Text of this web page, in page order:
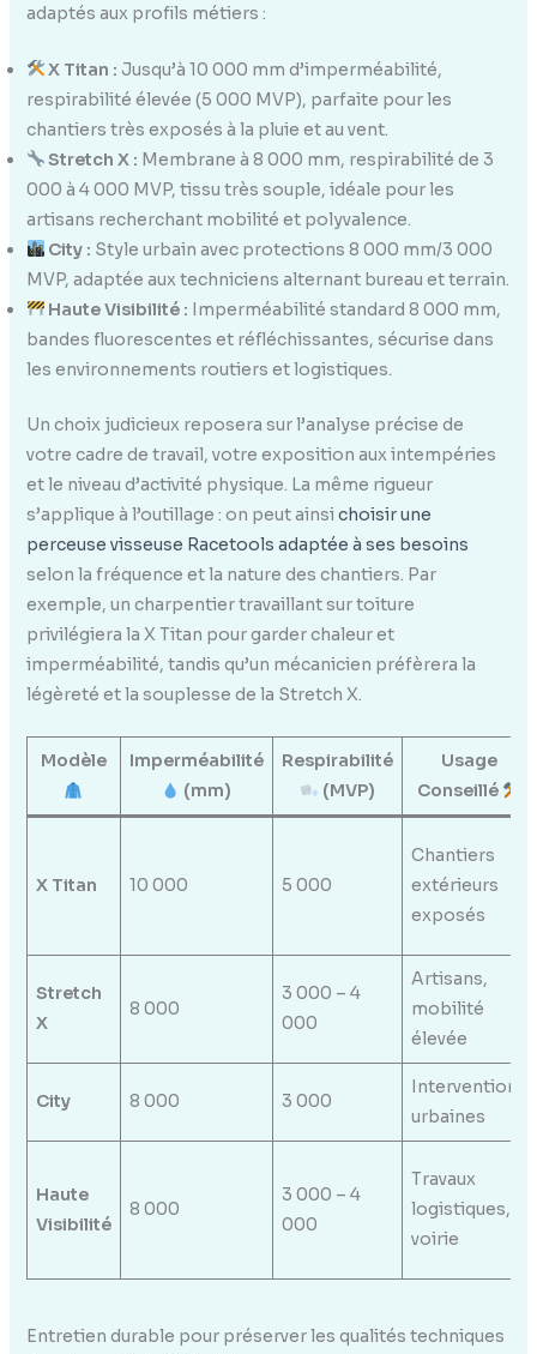
adaptés aux profils métiers :
X Titan : Jusqu’à 10 000 mm d’imperméabilité,
respirabilité élevée (5 000 MVP), parfaite pour les
chantiers très exposés à la pluie et au vent.
Stretch X : Membrane à 8 000 mm, respirabilité de 3
000 à 4 000 MVP, tissu très souple, idéale pour les
artisans recherchant mobilité et polyvalence.
City : Style urbain avec protections 8 000 mm/3 000
MVP, adaptée aux techniciens alternant bureau et terrain.
Haute Visibilité : Imperméabilité standard 8 000 mm,
bandes fluorescentes et réfléchissantes, sécurise dans
les environnements routiers et logistiques.
Un choix judicieux reposera sur l’analyse précise de
votre cadre de travail, votre exposition aux intempéries
et le niveau d’activité physique. La même rigueur
s’applique à l’outillage : on peut ainsi choisir une
perceuse visseuse Racetools adaptée à ses besoins
selon la fréquence et la nature des chantiers. Par
exemple, un charpentier travaillant sur toiture
privilégiera la X Titan pour garder chaleur et
imperméabilité, tandis qu’un mécanicien préfèrera la
légèreté et la souplesse de la Stretch X.
Modèle
Imperméabilité
(mm)
Respirabilité
(MVP)
Usage
Conseillé
X Titan 10 000 5 000
Chantiers
extérieurs
exposés
Stretch
X
8 000
3 000 – 4
000
Artisans,
mobilité
élevée
City 8 000 3 000
Interventions
urbaines
Haute
Visibilité
8 000
3 000 – 4
000
Travaux
logistiques,
voirie
Entretien durable pour préserver les qualités techniques